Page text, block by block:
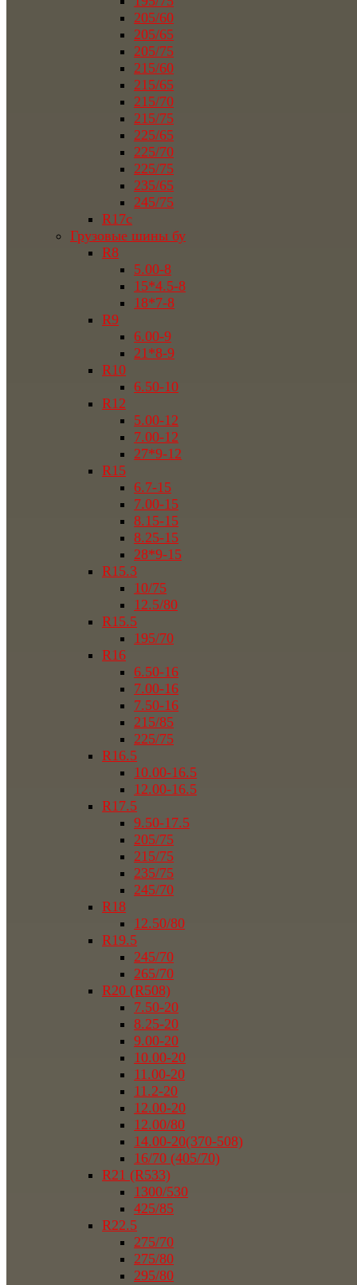
205/60
205/65
205/75
215/60
215/65
215/70
215/75
225/65
225/70
225/75
235/65
245/75
R17c
Грузовые шины бу
R8
5.00-8
15*4.5-8
18*7-8
R9
6.00-9
21*8-9
R10
6.50-10
R12
5.00-12
7.00-12
27*9-12
R15
6.7-15
7.00-15
8.15-15
8.25-15
28*9-15
R15.3
10/75
12.5/80
R15.5
195/70
R16
6.50-16
7.00-16
7.50-16
215/85
225/75
R16.5
10.00-16.5
12.00-16.5
R17.5
9.50-17.5
205/75
215/75
235/75
245/70
R18
12.50/80
R19.5
245/70
265/70
R20 (R508)
7.50-20
8.25-20
9.00-20
10.00-20
11.00-20
11.2-20
12.00-20
12.00/80
14.00-20(370-508)
16/70 (405/70)
R21 (R533)
1300/530
425/85
R22.5
275/70
275/80
295/80